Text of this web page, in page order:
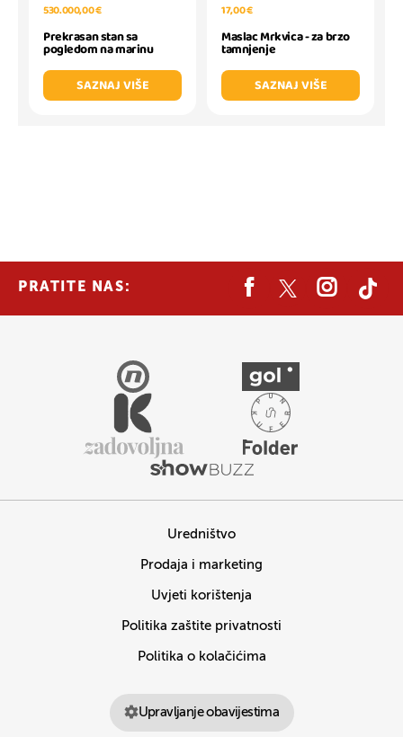
530.000,00 €
Prekrasan stan sa
pogledom na marinu
SAZNAJ VIŠE
17,00 €
Maslac Mrkvica - za brzo
tamnjenje
SAZNAJ VIŠE
PRATITE NAS:
Uredništvo
Prodaja i marketing
Uvjeti korištenja
Politika zaštite privatnosti
Politika o kolačićima
Upravljanje obavijestima